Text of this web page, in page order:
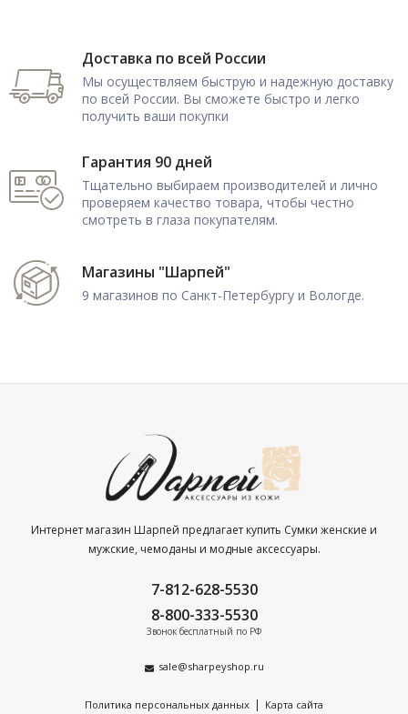
Доставка по всей России
Мы осуществляем быструю и надежную доставку
по всей России. Вы сможете быстро и легко
получить ваши покупки
Гарантия 90 дней
Тщательно выбираем производителей и лично
проверяем качество товара, чтобы честно
смотреть в глаза покупателям.
Магазины "Шарпей"
9 магазинов по Санкт-Петербургу и Вологде.
Интернет магазин Шарпей предлагает купить Сумки женские и
мужские, чемоданы и модные аксессуары.
7-812-628-5530
8-800-333-5530
Звонок бесплатный по РФ
sale@sharpeyshop.ru
Политика персональных данных | Карта сайта